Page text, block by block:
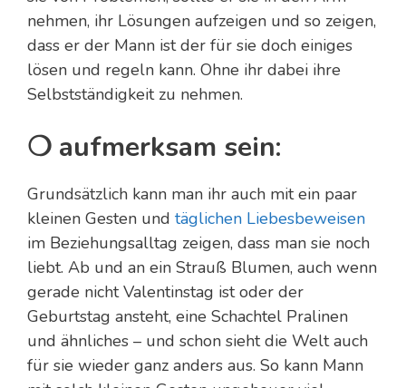
nehmen, ihr Lösungen aufzeigen und so zeigen,
dass er der Mann ist der für sie doch einiges
lösen und regeln kann. Ohne ihr dabei ihre
Selbstständigkeit zu nehmen.
❍ aufmerksam sein:
Grundsätzlich kann man ihr auch mit ein paar
kleinen Gesten und täglichen Liebesbeweisen
im Beziehungsalltag zeigen, dass man sie noch
liebt. Ab und an ein Strauß Blumen, auch wenn
gerade nicht Valentinstag ist oder der
Geburtstag ansteht, eine Schachtel Pralinen
und ähnliches – und schon sieht die Welt auch
für sie wieder ganz anders aus. So kann Mann